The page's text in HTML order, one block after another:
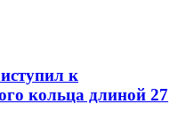
к
кольца длиной 27